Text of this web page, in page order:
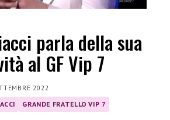
parla della sua
al GF Vip 7
2022
GRANDE FRATELLO VIP 7